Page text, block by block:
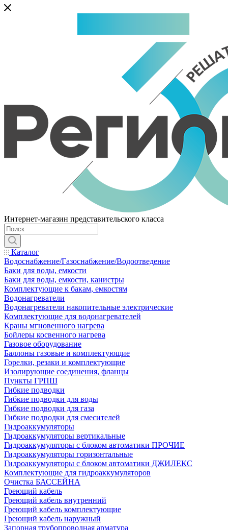
Интернет-магазин представительского класса
Каталог
Водоснабжение/Газоснабжение/Водоотведение
Баки для воды, емкости
Баки для воды, емкости, канистры
Комплектующие к бакам, емкостям
Водонагреватели
Водонагреватели накопительные электрические
Комплектующие для водонагревателей
Краны мгновенного нагрева
Бойлеры косвенного нагрева
Газовое оборудование
Баллоны газовые и комплектующие
Горелки, резаки и комплектующие
Изолирующие соединения, фланцы
Пункты ГРПШ
Гибкие подводки
Гибкие подводки для воды
Гибкие подводки для газа
Гибкие подводки для смесителей
Гидроаккумуляторы
Гидроаккумуляторы вертикальные
Гидроаккумуляторы с блоком автоматики ПРОЧИЕ
Гидроаккумуляторы горизонтальные
Гидроаккумуляторы с блоком автоматики ДЖИЛЕКС
Комплектующие для гидроаккумуляторов
Очистка БАССЕЙНА
Греющий кабель
Греющий кабель внутренний
Греющий кабель комплектующие
Греющий кабель наружный
Запорная трубопроводная арматура